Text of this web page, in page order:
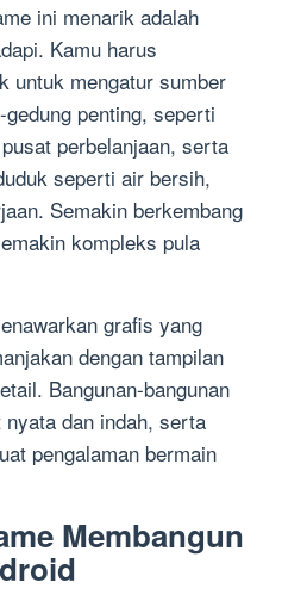
ini menarik adalah
Kamu harus
untuk mengatur sumber
penting, seperti
perbelanjaan, serta
seperti air bersih,
Semakin berkembang
kompleks pula
grafis yang
dengan tampilan
Bangunan-bangunan
dan indah, serta
pengalaman bermain
Membangun